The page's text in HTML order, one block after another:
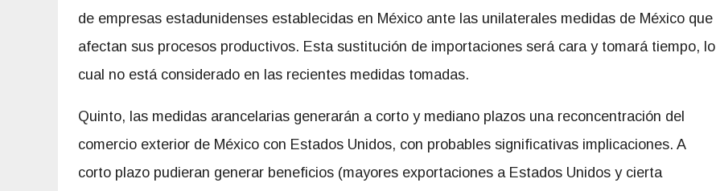
de empresas estadunidenses establecidas en México ante las unilaterales medidas de México que
afectan sus procesos productivos. Esta sustitución de importaciones será cara y tomará tiempo, lo
cual no está considerado en las recientes medidas tomadas.
Quinto, las medidas arancelarias generarán a corto y mediano plazos una reconcentración del
comercio exterior de México con Estados Unidos, con probables significativas implicaciones. A
corto plazo pudieran generar beneficios (mayores exportaciones a Estados Unidos y cierta